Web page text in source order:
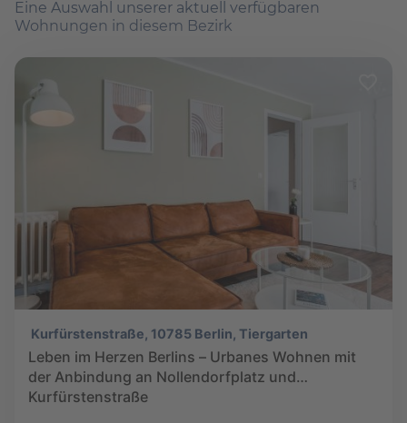
Eine Auswahl unserer aktuell verfügbaren
Wohnungen in diesem Bezirk
Kurfürstenstraße, 10785 Berlin, Tiergarten
Leben im Herzen Berlins – Urbanes Wohnen mit
der Anbindung an Nollendorfplatz und
Kurfürstenstraße